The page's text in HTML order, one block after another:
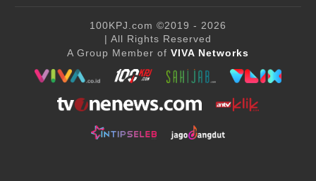
100KPJ.com ©2019 - 2026
| All Rights Reserved
A Group Member of VIVA Networks